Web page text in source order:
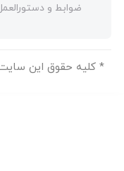
و دستورالعمل ها
این سایت متعلق به